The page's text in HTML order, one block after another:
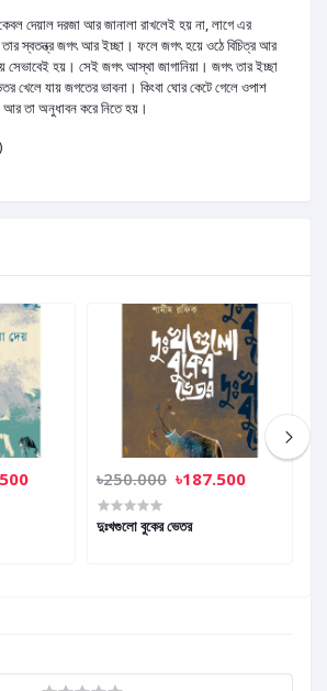
দেয়াল দরজা আর জানালা রাখলেই হয় না, লাগে এর
স্বতন্ত্র জগৎ আর ইচ্ছা। ফলে জগৎ হয়ে ওঠে বিচিত্র আর
সেভাবেই হয়। সেই জগৎ আস্থা জাগানিয়া। জগৎ তার ইচ্ছা
খেলে যায় জগতের ভাবনা। কিংবা ঘোর কেটে গেলে ওপাশ
আর তা অনুধাবন করে নিতে হয়।
৳250.000 ৳187.500
দুঃখগুলো বুকের ভেতর